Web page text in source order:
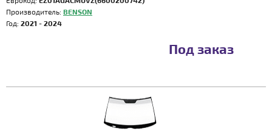
Производитель: BENSON
Год: 2021 - 2024
Под заказ